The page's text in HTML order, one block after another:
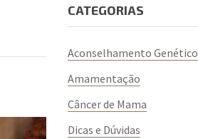
CATEGORIAS
Aconselhamento Genético
Amamentação
Câncer de Mama
Dicas e Dúvidas